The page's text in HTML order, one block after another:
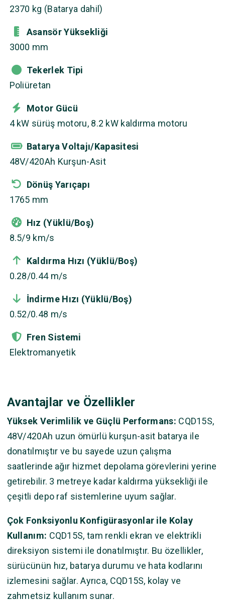
2370 kg (Batarya dahil)
Asansör Yüksekliği
3000 mm
Tekerlek Tipi
Poliüretan
Motor Gücü
4 kW sürüş motoru, 8.2 kW kaldırma motoru
Batarya Voltajı/Kapasitesi
48V/420Ah Kurşun-Asit
Dönüş Yarıçapı
1765 mm
Hız (Yüklü/Boş)
8.5/9 km/s
Kaldırma Hızı (Yüklü/Boş)
0.28/0.44 m/s
İndirme Hızı (Yüklü/Boş)
0.52/0.48 m/s
Fren Sistemi
Elektromanyetik
Avantajlar ve Özellikler
Yüksek Verimlilik ve Güçlü Performans: CQD15S,
48V/420Ah uzun ömürlü kurşun-asit batarya ile
donatılmıştır ve bu sayede uzun çalışma
saatlerinde ağır hizmet depolama görevlerini yerine
getirebilir. 3 metreye kadar kaldırma yüksekliği ile
çeşitli depo raf sistemlerine uyum sağlar.
Çok Fonksiyonlu Konfigürasyonlar ile Kolay
Kullanım: CQD15S, tam renkli ekran ve elektrikli
direksiyon sistemi ile donatılmıştır. Bu özellikler,
sürücünün hız, batarya durumu ve hata kodlarını
izlemesini sağlar. Ayrıca, CQD15S, kolay ve
zahmetsiz kullanım sunar.